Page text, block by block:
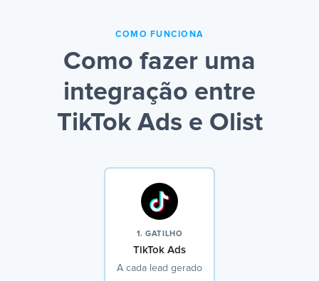
COMO FUNCIONA
Como fazer uma
integração entre
TikTok Ads e Olist
1. GATILHO
TikTok Ads
A cada lead gerado